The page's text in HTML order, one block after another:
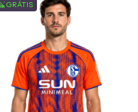
GRÁTIS